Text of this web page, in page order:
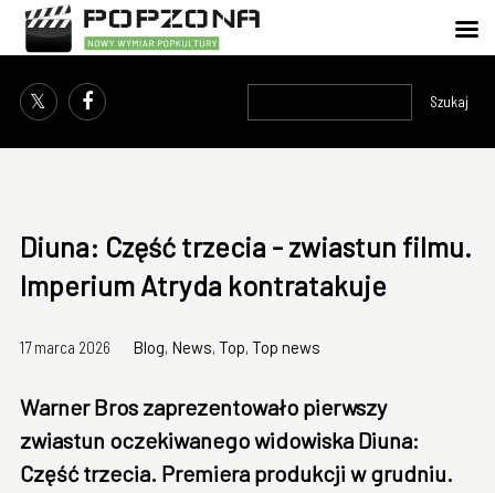
Szukaj
Diuna: Część trzecia - zwiastun filmu.
Imperium Atryda kontratakuje
17 marca 2026 Blog, News, Top, Top news
Warner Bros zaprezentowało pierwszy
zwiastun oczekiwanego widowiska Diuna:
Część trzecia. Premiera produkcji w grudniu.